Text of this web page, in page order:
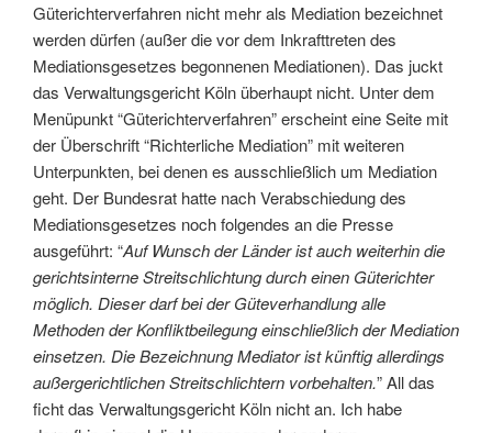
Güterichterverfahren nicht mehr als Mediation bezeichnet
werden dürfen (außer die vor dem Inkrafttreten des
Mediationsgesetzes begonnenen Mediationen). Das juckt
das Verwaltungsgericht Köln überhaupt nicht. Unter dem
Menüpunkt “Güterichterverfahren” erscheint eine Seite mit
der Überschrift “Richterliche Mediation” mit weiteren
Unterpunkten, bei denen es ausschließlich um Mediation
geht. Der Bundesrat hatte nach Verabschiedung des
Mediationsgesetzes noch folgendes an die Presse
ausgeführt: “Auf Wunsch der Länder ist auch weiterhin die
gerichtsinterne Streitschlichtung durch einen Güterichter
möglich. Dieser darf bei der Güteverhandlung alle
Methoden der Konfliktbeilegung einschließlich der Mediation
einsetzen. Die Bezeichnung Mediator ist künftig allerdings
außergerichtlichen Streitschlichtern vorbehalten.” All das
ficht das Verwaltungsgericht Köln nicht an. Ich habe